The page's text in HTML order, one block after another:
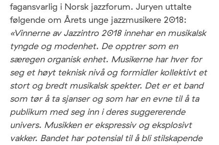
fagansvarlig i Norsk jazzforum. Juryen uttalte
følgende om Årets unge jazzmusikere 2018:
«Vinnerne av Jazzintro 2018 innehar en musikalsk
tyngde og modenhet. De opptrer som en
særegen organisk enhet. Musikerne har hver for
seg et høyt teknisk nivå og formidler kollektivt et
stort og bredt musikalsk spekter. Det er et band
som tør å ta sjanser og som har en evne til å ta
publikum med seg inn i deres suggererende
univers. Musikken er ekspressiv og eksplosivt
vakker. Bandet har potensial til å bli stilskapende